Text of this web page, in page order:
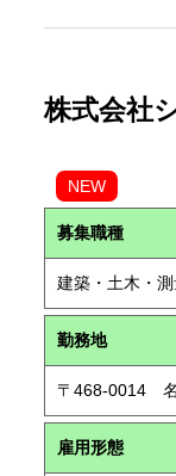
株式会社
NEW
募集職種
建築・土木・
勤務地
〒468-0014 名
雇用形態